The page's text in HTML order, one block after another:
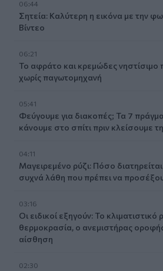
06:44
Σητεία: Καλύτερη η εικόνα με την
Βίντεο
06:21
Το αφράτο και κρεμώδες νηστίσιμο
χωρίς παγωτομηχανή
05:41
Φεύγουμε για διακοπές; Τα 7
κάνουμε στο σπίτι πριν κλείσουμε
04:11
Μαγειρεμένο ρύζι: Πόσο
συχνά λάθη που πρέπει να
03:16
Οι ειδικοί εξηγούν: Το κλιματιστικό
θερμοκρασία, ο ανεμιστήρας
αίσθηση
02:30